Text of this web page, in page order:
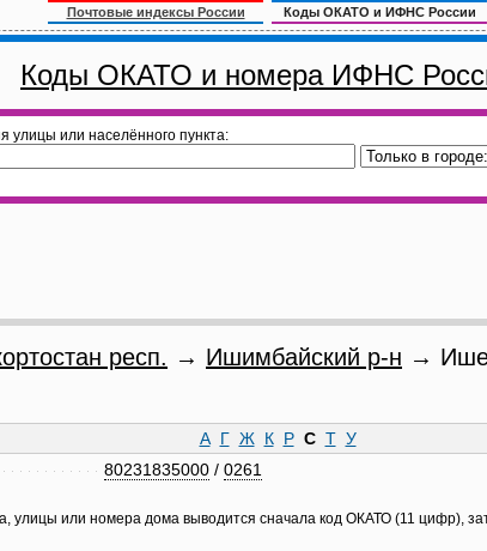
Почтовые индексы России Коды ОКАТО и ИФНС России
Коды ОКАТО и номера ИФНС
улицы или населённого пункта:
респ. → Ишимбайский р-н →
А Г Ж К Р С Т У
80231835000 / 0261
улицы или номера дома выводится сначала код ОКАТО (11 цифр),